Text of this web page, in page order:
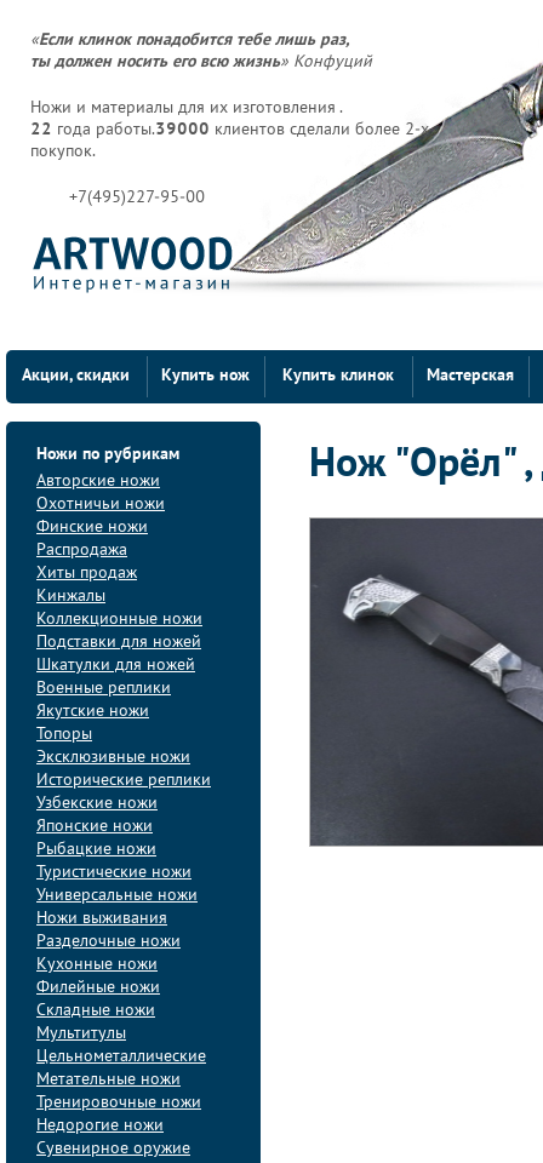
«Если клинок понадобится тебе лишь раз,
ты должен носить его всю жизнь» Конфуций
Ножи и материалы для их изготовления .
22 года работы.39000 клиентов сделали более 2-х
покупок.
+7(495)227-95-00
Акции, скидки Купить нож Купить клинок Мастерская
Ножи по рубрикам
Авторские ножи
Охотничьи ножи
Финские ножи
Распродажа
Хиты продаж
Кинжалы
Коллекционные ножи
Подставки для ножей
Шкатулки для ножей
Военные реплики
Якутские ножи
Топоры
Эксклюзивные ножи
Исторические реплики
Узбекские ножи
Японские ножи
Рыбацкие ножи
Туристические ножи
Универсальные ножи
Ножи выживания
Разделочные ножи
Кухонные ножи
Филейные ножи
Складные ножи
Мультитулы
Цельнометаллические
Метательные ножи
Тренировочные ножи
Недорогие ножи
Сувенирное оружие
Нож "Орёл" ,